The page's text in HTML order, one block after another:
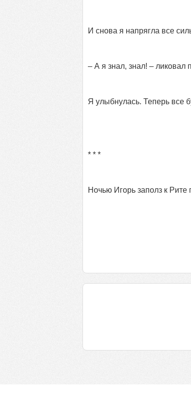
И снова я напрягла все
– А я знал, знал! –
Я улыбнулась. Теперь все
* * *
Ночью Игорь заполз к